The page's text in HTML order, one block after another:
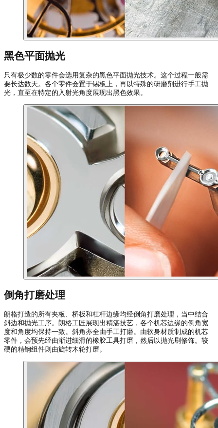
黑色平面抛光
只有极少数的零件会选用复杂的黑色平面抛光技术。这个过程一般需
要长达数天。各个零件会置于锡板上，再以特殊的研磨剂进行手工抛
光，直至在特定的入射光角度展现出黑色效果。
倒角打磨处理
朗格打造的所有夹板、桥板和杠杆边缘均经倒角打磨处理，当中结合
斜边和抛光工序。朗格工匠展现出精湛技艺，各个机芯边缘的倒角宽
度和角度均保持一致。斜角亦全由手工打磨。由软身材质制成的机芯
零件，会预先经由渐进细滑的橡胶工具打磨，然后以抛光刷修饰。较
硬的精钢组件则由旋转木轮打磨。